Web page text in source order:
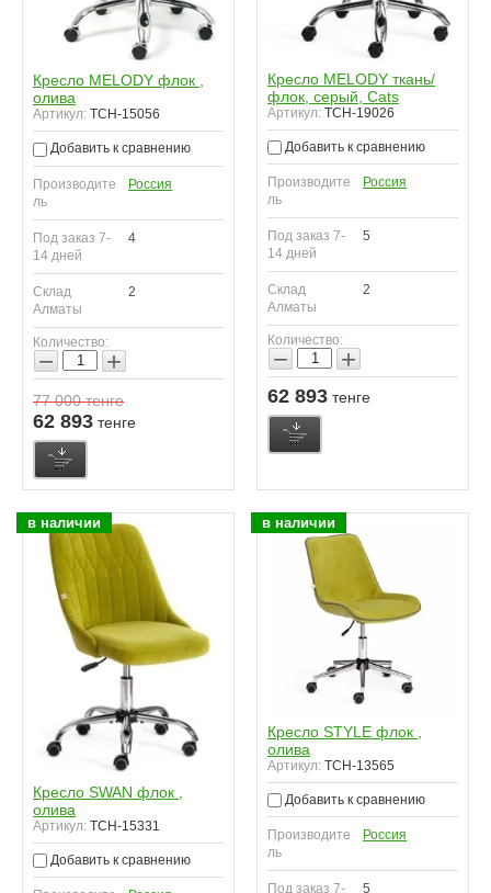
Кресло MELODY флок ,
олива
Артикул: TCH-15056
Добавить к сравнению
Производите
ль
Россия
Под заказ 7-
14 дней
4
Склад
Алматы
2
Количество:
− +
77 000тенге
62 893 тенге
Кресло MELODY ткань/
флок, серый, Cats
Артикул: TCH-19026
Добавить к сравнению
Производите
ль
Россия
Под заказ 7-
14 дней
5
Склад
Алматы
2
Количество:
− +
62 893 тенге
в наличии
Кресло SWAN флок ,
олива
Артикул: TCH-15331
Добавить к сравнению
в наличии
Кресло STYLE флок ,
олива
Артикул: TCH-13565
Добавить к сравнению
Производите
ль
Россия
Под заказ 7- 5